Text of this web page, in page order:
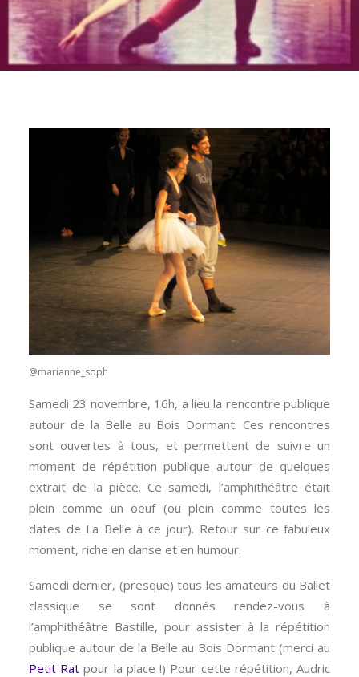
@marianne_soph
Samedi 23 novembre, 16h, a lieu la rencontre publique
autour de la Belle au Bois Dormant. Ces rencontres
sont ouvertes à tous, et permettent de suivre un
moment de répétition publique autour de quelques
extrait de la pièce. Ce samedi, l’amphithéâtre était
plein comme un oeuf (ou plein comme toutes les
dates de La Belle à ce jour). Retour sur ce fabuleux
moment, riche en danse et en humour.
Samedi dernier, (presque) tous les amateurs du Ballet
classique se sont donnés rendez-vous à
l’amphithéâtre Bastille, pour assister à la répétition
publique autour de la Belle au Bois Dormant (merci au
Petit Rat pour la place !) Pour cette répétition, Audric